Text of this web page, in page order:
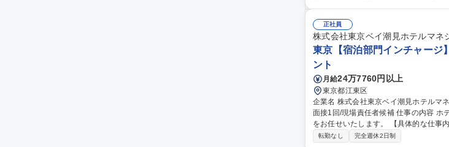
は指定協力会社への手配、準備→イベ
かな対応とホスピタリティでお客様にご満足いただいております 募
ー】イベント運営/音響照明,映像の運営
正社員
株式会社東京ベイ潮見ホテルマネ
東京【宿泊部門インチャージ
ント
月給24万7760円以上
東京都江東区
企業名 株式会社東京ベイ潮見ホテルマネジメント 求人名 東京【宿泊部門インチャージ】
面接1回/現場責任者候補 仕事の内容 ホテルの運営を行う当社にて、宿泊部門におけるインチャージ(現場責任者)
をお任せいたします。 【具体的な仕事内容】 ■チェックイン・チェックアウト業務、電話・メール等による予約
対応 ■館内案内、客室対応などのフロ
転勤なし 完全週休2日制